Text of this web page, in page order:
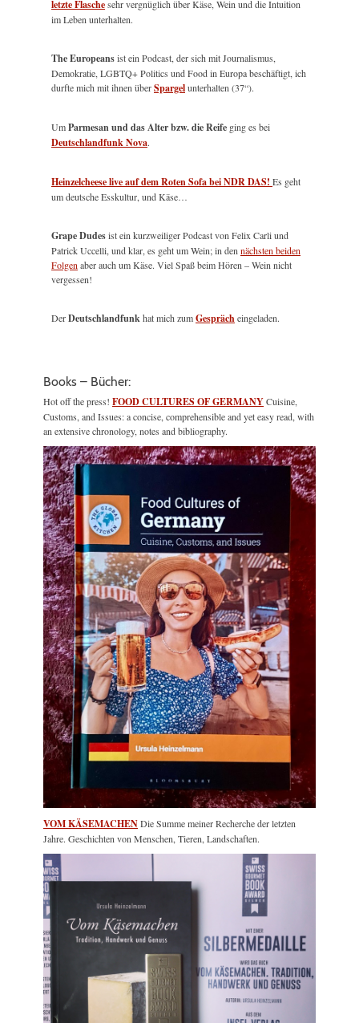
letzte Flaschesehr vergnüglich über Käse, Wein und die Intuition
im Leben unterhalten.
The Europeansist ein Podcast, der sich mit Journalismus,
Demokratie, LGBTQ+ Politics und Food in Europa beschäftigt, ich
durfte mich mit ihnen überSpargelunterhalten (37“).
UmParmesan und das Alter bzw. die Reife ging es bei
Deutschlandfunk Nova.
Heinzelcheese live auf dem Roten Sofa bei NDR DAS! Es geht
um deutsche Esskultur, und Käse…
Grape Dudesist ein kurzweiliger Podcast von Felix Carli und
Patrick Uccelli, und klar, es geht um Wein; in den nächsten beiden
Folgen aber auch um Käse. Viel Spaß beim Hören – Wein nicht
vergessen!
DerDeutschlandfunkhat mich zumGesprächeingeladen.
Books – Bücher:
Hot off the press! FOOD CULTURES OF GERMANYCuisine,
Customs, and Issues: a concise, comprehensible and yet easy read, with
an extensive chronology, notes and bibliography.
VOM KÄSEMACHENDie Summe meiner Recherche der letzten
Jahre. Geschichten von Menschen, Tieren, Landschaften.